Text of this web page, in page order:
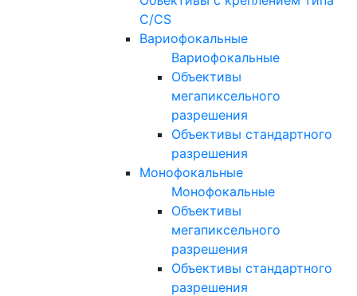
C/CS
Вариофокальные
Вариофокальные
Объективы
мегапиксельного
разрешения
Объективы стандартного
разрешения
Монофокальные
Монофокальные
Объективы
мегапиксельного
разрешения
Объективы стандартного
разрешения